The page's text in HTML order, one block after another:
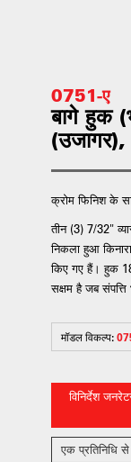
0751-ए
बागे हुक
(उजागर),
क्रोम फिनिश के
तीन (3) 7/32"
निकला हुआ
किए गए हैं। हुक
सक्षम है जब
मॉडल विकल्प:
विनिर्देश
एक प्रतिनिधि